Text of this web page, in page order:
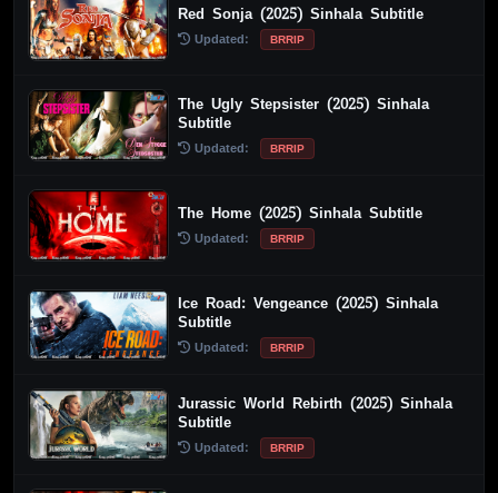
Red Sonja (2025) Sinhala Subtitle
Updated: BRRIP
The Ugly Stepsister (2025) Sinhala
Subtitle
Updated: BRRIP
The Home (2025) Sinhala Subtitle
Updated: BRRIP
Ice Road: Vengeance (2025) Sinhala
Subtitle
Updated: BRRIP
Jurassic World Rebirth (2025) Sinhala
Subtitle
Updated: BRRIP